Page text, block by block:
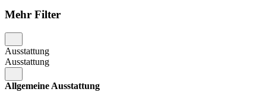
Mehr Filter
Ausstattung
Ausstattung
Allgemeine Ausstattung